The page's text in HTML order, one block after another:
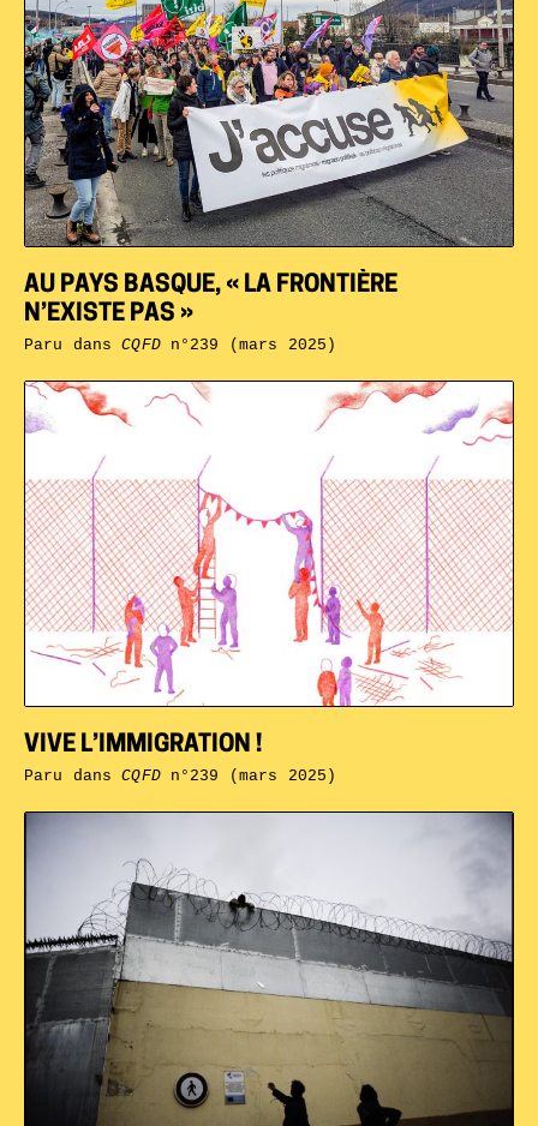
VIVE L’IMMIGRATION !
Paru dansCQFDn°239 (mars 2025)
AU PAYS BASQUE, « LA FRONTIÈRE
N’EXISTE PAS »
Paru dansCQFDn°239 (mars 2025)